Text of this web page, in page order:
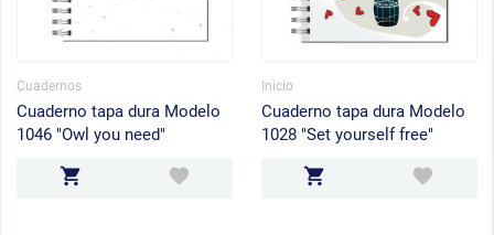
Cuadernos
Cuaderno tapa dura Modelo
1046 "Owl you need"
Inicio
Cuaderno tapa dura Modelo
1028 "Set yourself free"